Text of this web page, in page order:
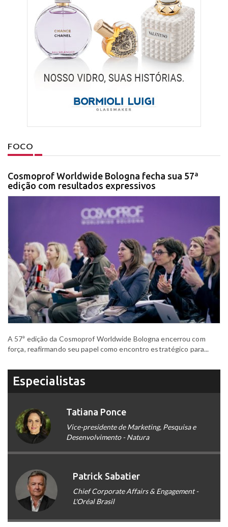
FOCO
Cosmoprof Worldwide Bologna fecha sua 57ª
edição com resultados expressivos
A 57ª edição da Cosmoprof Worldwide Bologna encerrou com
força, reafirmando seu papel como encontro estratégico para...
Especialistas
Tatiana Ponce
Vice-presidente de Marketing, Pesquisa e
Desenvolvimento - Natura
Patrick Sabatier
Chief Corporate Affairs & Engagement -
L'Oréal Brasil